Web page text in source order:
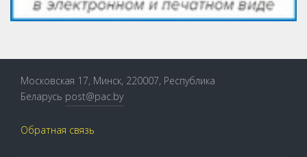
Московская 17, Минск, 220007, Республика
Беларусь post@pac.by
Обратная связь